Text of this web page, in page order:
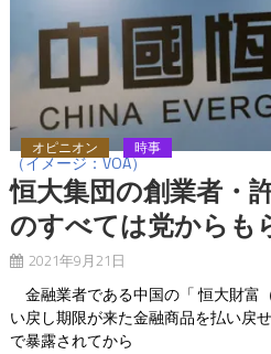
（イメージ：VOA）
オピニオン 時事
恒大集団の創業者・
のすべては党からも
2021年9月21日
金融業者である中国の「 恒大財富
い戻し期限が来た金融商品を払い戻
で暴露されてから